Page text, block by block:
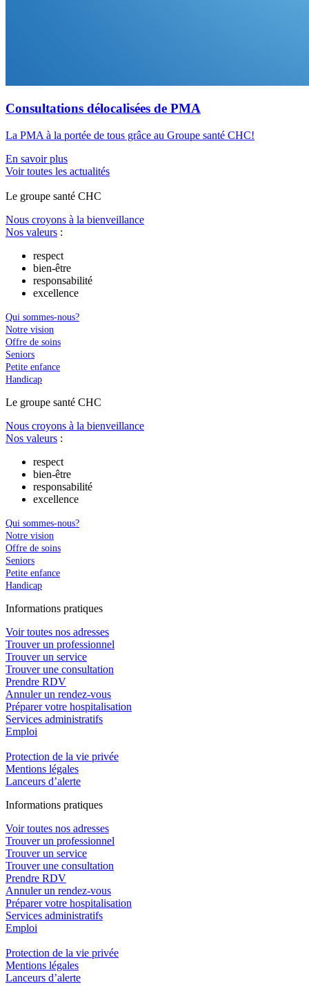
Consultations délocalisées de PMA
La PMA à la portée de tous grâce au Groupe santé CHC!
En savoir plus
Voir toutes les actualités
Le groupe santé CHC
Nous croyons à la bienveillance
Nos valeurs :
respect
bien-être
responsabilité
excellence
Qui sommes-nous?
Notre vision
Offre de soins
Seniors
Petite enfance
Handicap
Le groupe santé CHC
Nous croyons à la bienveillance
Nos valeurs :
respect
bien-être
responsabilité
excellence
Qui sommes-nous?
Notre vision
Offre de soins
Seniors
Petite enfance
Handicap
Informations pratiques
Voir toutes nos adresses
Trouver un professionnel
Trouver un service
Trouver une consultation
Prendre RDV
Annuler un rendez-vous
Préparer votre hospitalisation
Services administratifs
Emploi​
Protection de la vie privée
Mentions légales
Lanceurs d’alerte
Informations pratiques
Voir toutes nos adresses
Trouver un professionnel
Trouver un service
Trouver une consultation
Prendre RDV
Annuler un rendez-vous
Préparer votre hospitalisation
Services administratifs
Emploi​
Protection de la vie privée
Mentions légales
Lanceurs d’alerte